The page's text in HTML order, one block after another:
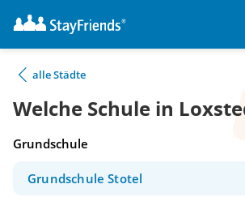
alle Städte
Welche Schule in
Grundschule
Grundschule Stotel